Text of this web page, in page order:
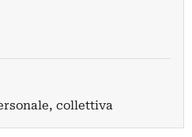
collettiva